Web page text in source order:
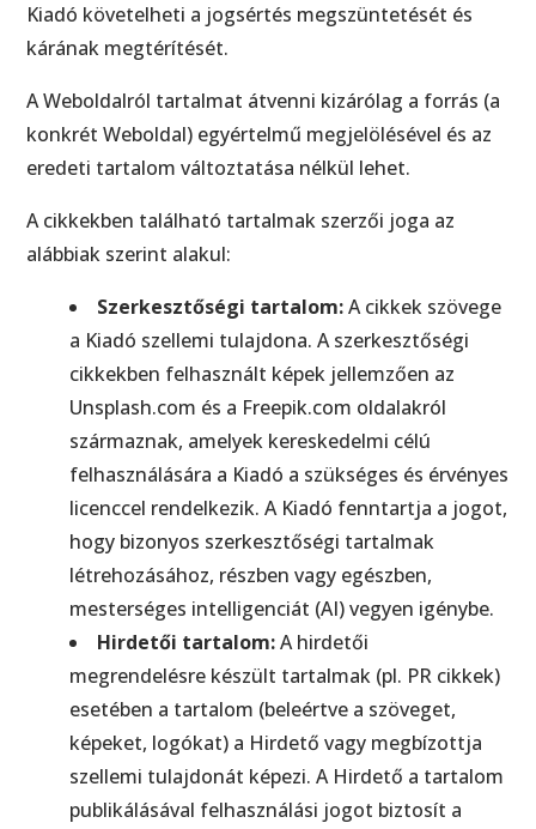
Kiadó követelheti a jogsértés megszüntetését és
kárának megtérítését.
A Weboldalról tartalmat átvenni kizárólag a forrás (a
konkrét Weboldal) egyértelmű megjelölésével és az
eredeti tartalom változtatása nélkül lehet.
A cikkekben található tartalmak szerzői joga az
alábbiak szerint alakul:
Szerkesztőségi tartalom:A cikkek szövege
a Kiadó szellemi tulajdona. A szerkesztőségi
cikkekben felhasznált képek jellemzően az
Unsplash.com és a Freepik.com oldalakról
származnak, amelyek kereskedelmi célú
felhasználására a Kiadó a szükséges és érvényes
licenccel rendelkezik. A Kiadó fenntartja a jogot,
hogy bizonyos szerkesztőségi tartalmak
létrehozásához, részben vagy egészben,
mesterséges intelligenciát (AI) vegyen igénybe.
Hirdetői tartalom:A hirdetői
megrendelésre készült tartalmak (pl. PR cikkek)
esetében a tartalom (beleértve a szöveget,
képeket, logókat) a Hirdető vagy megbízottja
szellemi tulajdonát képezi. A Hirdető a tartalom
publikálásával felhasználási jogot biztosít a